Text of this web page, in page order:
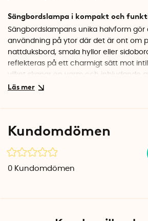
Sängbordslampa i kompakt och
Sängbordslampans unika halvform gör
användning på ytor där det är ont om
nattduksbord, smala hyllor eller
reflekteras på ett charmigt sätt mot
vilket skapar en varm och inbjudande
inbyggda litiumjonbatteriet ger upp till
Sängbordslampan är utrustad med en
touchdimmer som gör det enkelt att
behov. Dimmern är dessutom utrustad
minnesfunktion som kommer ihåg din
Kundomdömen
0 Kundomdömen